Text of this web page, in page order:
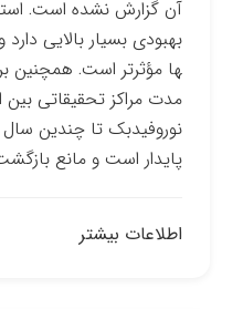
آن گزارش نشده است.
ها مؤثرتر است. همچنین
مدت مراکز تحقیقاتی بین­
نوروفیدبک تا چندین سال
پایدار است و مانع
اطلاعات بیشتر